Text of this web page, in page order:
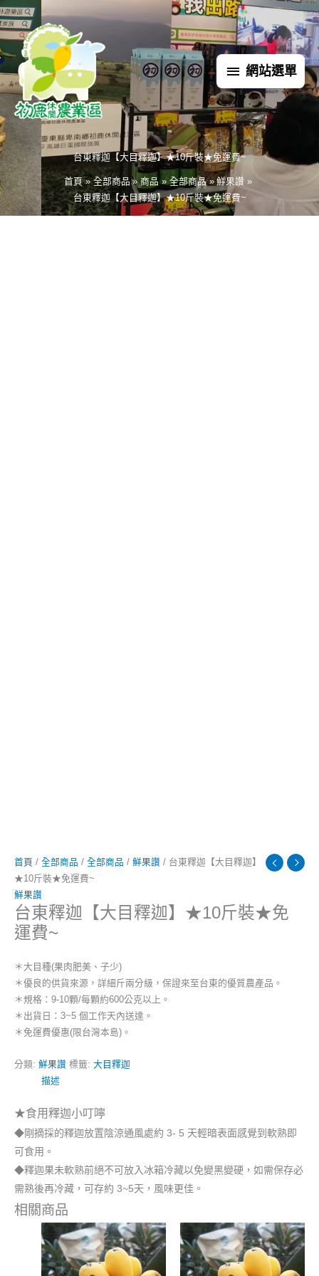
跳
至
主
要
內
容
網
站
選
單
網站選單
台東釋迦【大目釋迦】★10斤裝★免運費~
首頁 全部商品 商品 全部商品
鮮果讚
台東釋迦【大目釋迦】★10斤裝★免運費~
首頁 / 全部商品 / 全部商品 / 鮮果讚 / 台東釋迦【大目釋迦】
★10斤裝★免運費~
鮮果讚
台東釋迦【大目釋迦】★10斤裝★免
運費~
＊大目種(果肉肥美、子少)
＊優良的供貨來源，詳細斤兩分級，保證來至台東的優質農產品。
＊規格：9-10顆/每顆約600公克以上。
＊出貨日：3~5 個工作天內送達。
＊免運費優惠(限台灣本島)。
分類: 鮮果讚 標籤: 大目釋迦
描述
★食用釋迦小叮嚀
◆剛摘採的釋迦放置陰涼通風處約 3- 5 天輕暗表面感覺到軟熟即
可食用。
◆釋迦果未軟熟前絕不可放入冰箱冷藏以免變黑變硬，如需保存必
需熟後再冷藏，可存約 3~5天，風味更佳。
相關商品